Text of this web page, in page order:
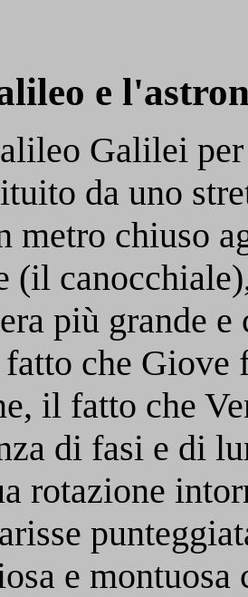
e
Galilei
da uno
metro chiuso
(il
più grande e
che Giove
il fatto che
di fasi e di
rotazione
e